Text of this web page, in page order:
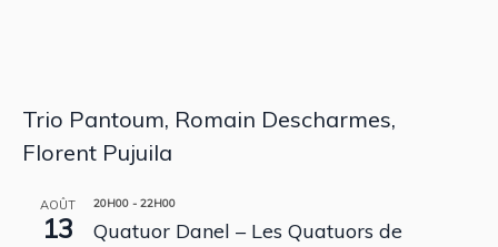
Trio Pantoum, Romain Descharmes,
Florent Pujuila
AOÛT
13
20H00 - 22H00
Quatuor Danel – Les Quatuors de